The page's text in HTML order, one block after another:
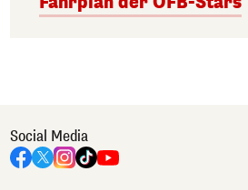
Social Media